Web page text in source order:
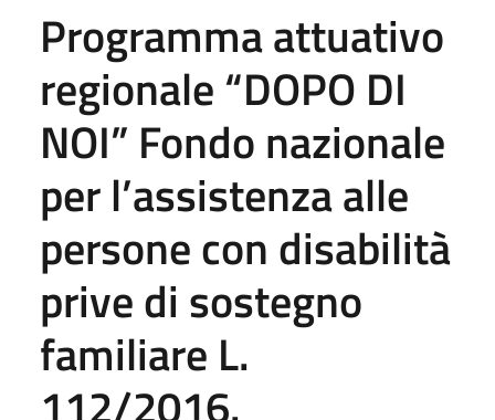
Programma attuativo
regionale “DOPO DI
NOI” Fondo nazionale
per l’assistenza alle
persone con disabilità
prive di sostegno
familiare L.